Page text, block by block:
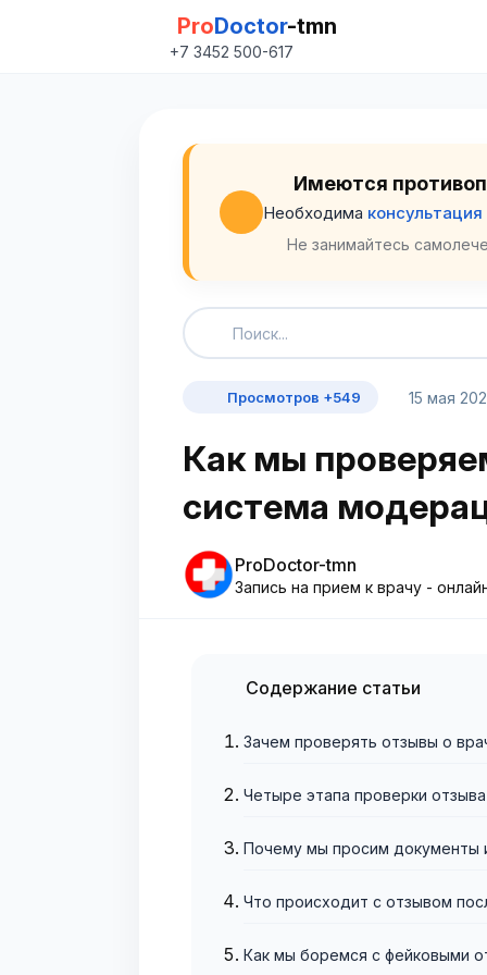
ProDoctor-tmn
+7 3452 500-617
Имеются
Необходима
Не занимайтесь
Просмотров +549 15 мая
Как мы
система
ProDoctor-tmn
Запись на прием к врачу -
Содержание статьи
Зачем проверять отзывы о
Четыре этапа проверки отзыва
Почему мы просим документы
Что происходит с отзывом
Как мы боремся с фейковыми